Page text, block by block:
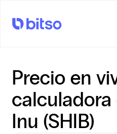
Precio en
calculadora
Inu (SHIB)